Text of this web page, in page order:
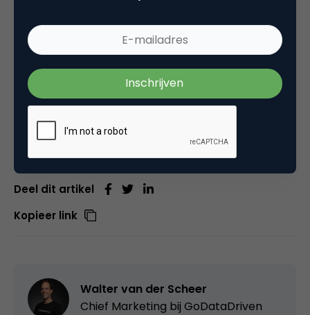
21 september 2017 in de Jaarbeurs in Utrecht.
Kijk voor meer informatie op
www.bigdatasurvey.nl
Deel dit artikel
Kopieer link
Walter van der Scheer
Chief Marketing bij GoDataDriven